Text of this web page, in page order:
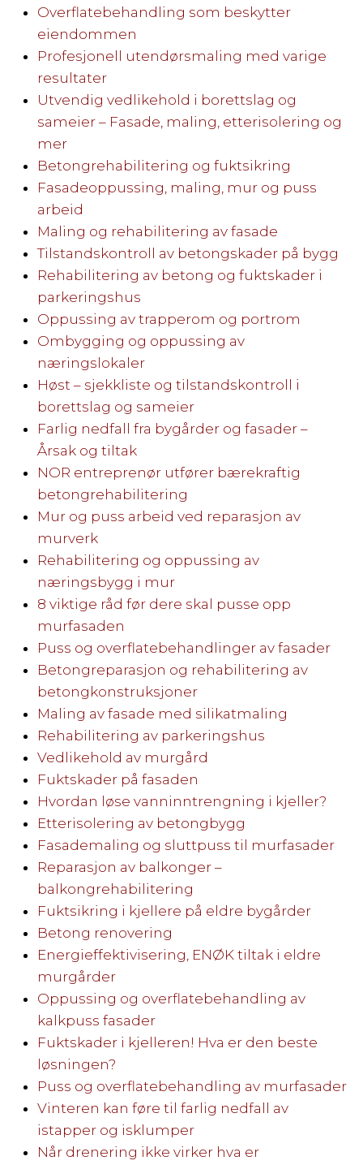
Overflatebehandling som beskytter
eiendommen
Profesjonell utendørsmaling med varige
resultater
Utvendig vedlikehold i borettslag og
sameier – Fasade, maling, etterisolering og
mer
Betongrehabilitering og fuktsikring
Fasadeoppussing, maling, mur og puss
arbeid
Maling og rehabilitering av fasade
Tilstandskontroll av betongskader på bygg
Rehabilitering av betong og fuktskader i
parkeringshus
Oppussing av trapperom og portrom
Ombygging og oppussing av
næringslokaler
Høst – sjekkliste og tilstandskontroll i
borettslag og sameier
Farlig nedfall fra bygårder og fasader –
Årsak og tiltak
NOR entreprenør utfører bærekraftig
betongrehabilitering
Mur og puss arbeid ved reparasjon av
murverk
Rehabilitering og oppussing av
næringsbygg i mur
8 viktige råd før dere skal pusse opp
murfasaden
Puss og overflatebehandlinger av fasader
Betongreparasjon og rehabilitering av
betongkonstruksjoner
Maling av fasade med silikatmaling
Rehabilitering av parkeringshus
Vedlikehold av murgård
Fuktskader på fasaden
Hvordan løse vanninntrengning i kjeller?
Etterisolering av betongbygg
Fasademaling og sluttpuss til murfasader
Reparasjon av balkonger –
balkongrehabilitering
Fuktsikring i kjellere på eldre bygårder
Betong renovering
Energieffektivisering, ENØK tiltak i eldre
murgårder
Oppussing og overflatebehandling av
kalkpuss fasader
Fuktskader i kjelleren! Hva er den beste
løsningen?
Puss og overflatebehandling av murfasader
Vinteren kan føre til farlig nedfall av
istapper og isklumper
Når drenering ikke virker hva er